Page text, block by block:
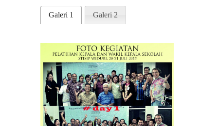
Galeri 1 Galeri 2